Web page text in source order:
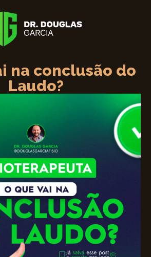
na conclusão do
Laudo?